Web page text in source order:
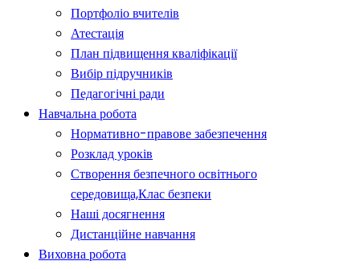
Портфоліо вчителів
Атестація
План підвищення кваліфікації
Вибір підручників
Педагогічні ради
Навчальна робота
Нормативно-правове забезпечення
Розклад уроків
Створення безпечного освітнього
середовища,Клас безпеки
Наші досягнення
Дистанційне навчання
Виховна робота